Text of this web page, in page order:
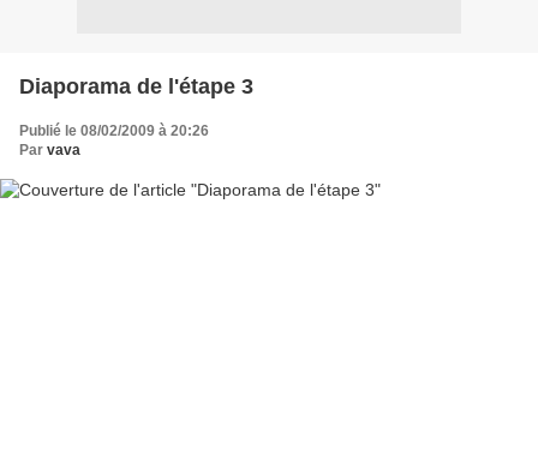
Diaporama de l'étape 3
Publié le 08/02/2009 à 20:26
Par vava